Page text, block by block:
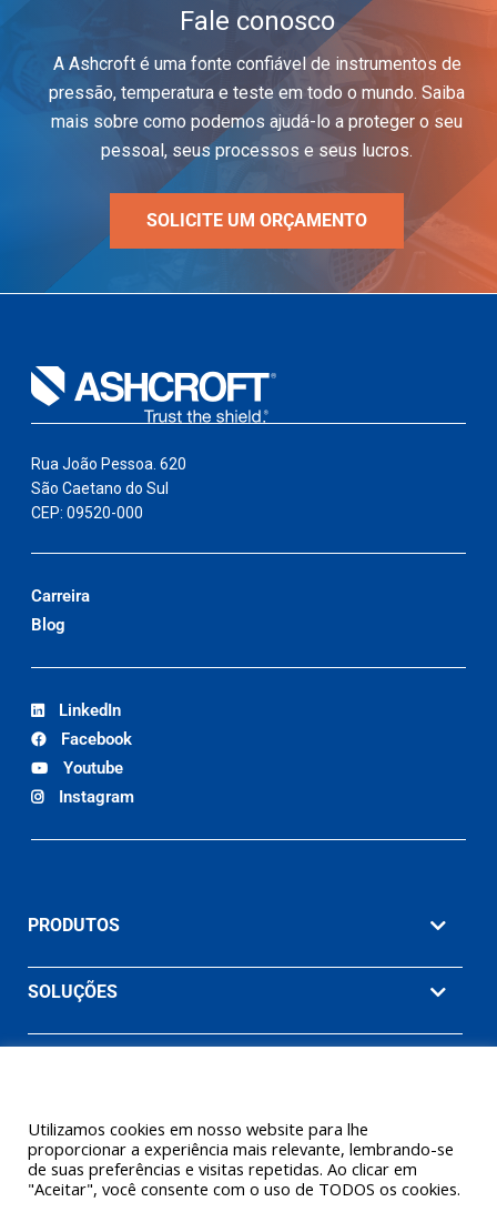
Fale conosco
A Ashcroft é uma fonte confiável de instrumentos de
pressão, temperatura e teste em todo o mundo. Saiba
mais sobre como podemos ajudá-lo a proteger o seu
pessoal, seus processos e seus lucros.
SOLICITE UM ORÇAMENTO
Rua João Pessoa. 620
São Caetano do Sul
CEP: 09520-000
Carreira
Blog
LinkedIn
Facebook
Youtube
Instagram
PRODUTOS
SOLUÇÕES
EMPRESA
Utilizamos cookies em nosso website para lhe
proporcionar a experiência mais relevante, lembrando-se
de suas preferências e visitas repetidas. Ao clicar em
"Aceitar", você consente com o uso de TODOS os cookies.